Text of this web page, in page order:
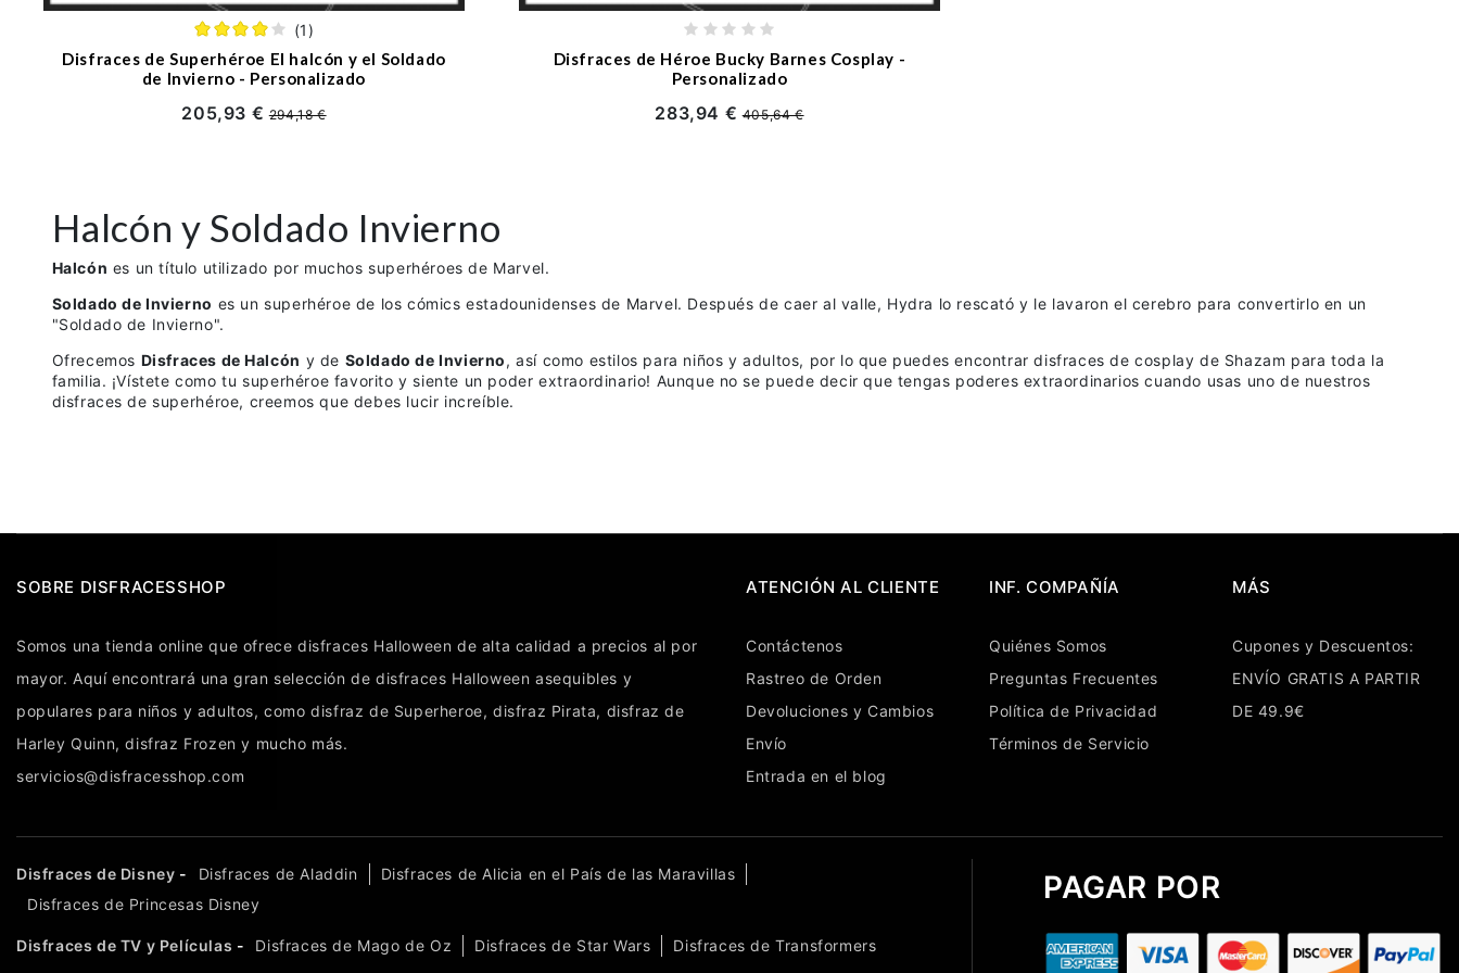
(1)
Disfraces de Superhéroe El halcón y el Soldado
de Invierno - Personalizado
205,93 €294,18 €
Disfraces de Héroe Bucky Barnes Cosplay -
Personalizado
283,94 €405,64 €
Halcón y Soldado Invierno
Halcón es un título utilizado por muchos superhéroes de Marvel.
Soldado de Invierno es un superhéroe de los cómics estadounidenses de Marvel. Después de caer al valle, Hydra lo rescató y le lavaron el cerebro para convertirlo en un
"Soldado de Invierno".
Ofrecemos Disfraces de Halcón y de Soldado de Invierno, así como estilos para niños y adultos, por lo que puedes encontrar disfraces de cosplay de Shazam para toda la
familia. ¡Vístete como tu superhéroe favorito y siente un poder extraordinario! Aunque no se puede decir que tengas poderes extraordinarios cuando usas uno de nuestros
disfraces de superhéroe, creemos que debes lucir increíble.
SOBRE DISFRACESSHOP
Somos una tienda online que ofrecedisfraces Halloween de alta calidad a precios al por
mayor. Aquí encontrará una gran selección dedisfraces Halloween asequibles y
populares para niños y adultos, comodisfraz de Superheroe,disfraz Pirata, disfraz de
Harley Quinn,disfraz Frozen y mucho más.
servicios@disfracesshop.com
ATENCIÓN AL CLIENTE
Contáctenos
Rastreo de Orden
Devoluciones y Cambios
Envío
Entrada en el blog
INF. COMPAÑÍA
Quiénes Somos
Preguntas Frecuentes
Política de Privacidad
Términos de Servicio
MÁS
Cupones y Descuentos:
ENVÍO GRATIS A PARTIR
DE 49.9€
Disfraces de Disney - Disfraces de Aladdin
Disfraces de Alicia en el País de las Maravillas
Disfraces de Princesas Disney
Disfraces de TV y Películas - Disfraces de Mago de Oz Disfraces de Star Wars Disfraces de Transformers
PAGAR POR